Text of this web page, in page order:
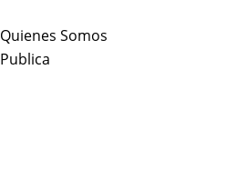
to
content
Quienes Somos
Publica